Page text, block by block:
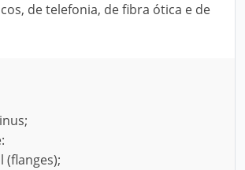
de telefonia, de fibra ótica e de
(flanges);